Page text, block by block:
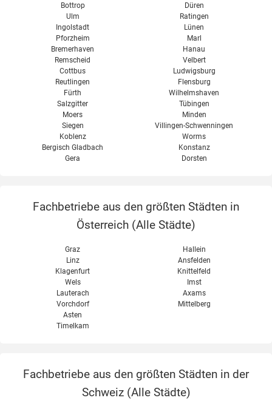
Bottrop
Ulm
Ingolstadt
Pforzheim
Bremerhaven
Remscheid
Cottbus
Reutlingen
Fürth
Salzgitter
Moers
Siegen
Koblenz
Bergisch Gladbach
Gera
Düren
Ratingen
Lünen
Marl
Hanau
Velbert
Ludwigsburg
Flensburg
Wilhelmshaven
Tübingen
Minden
Villingen-Schwenningen
Worms
Konstanz
Dorsten
Fachbetriebe aus den größten Städten in
Österreich (Alle Städte)
Graz
Linz
Klagenfurt
Wels
Hallein
Ansfelden
Knittelfeld
Imst
Lauterach
Vorchdorf
Asten
Timelkam
Axams
Mittelberg
Fachbetriebe aus den größten Städten in der
Schweiz (Alle Städte)